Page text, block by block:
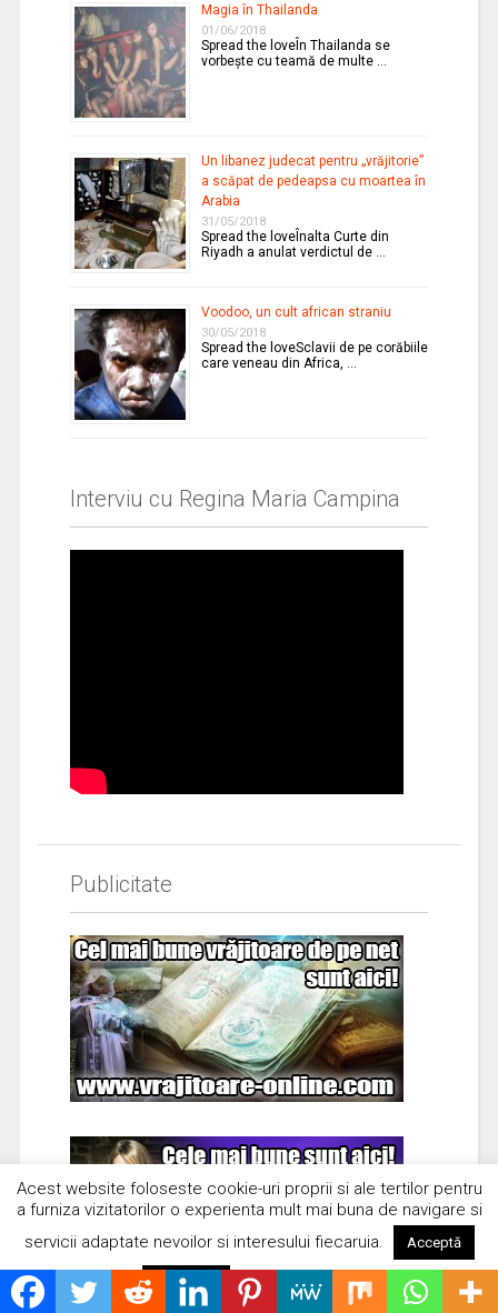
Magia în Thailanda
01/06/2018
Spread the loveÎn Thailanda se
vorbeşte cu teamă de multe …
Un libanez judecat pentru „vrăjitorie”
a scăpat de pedeapsa cu moartea în
Arabia
31/05/2018
Spread the loveÎnalta Curte din
Riyadh a anulat verdictul de …
Voodoo, un cult african straniu
30/05/2018
Spread the loveSclavii de pe corăbiile
care veneau din Africa, …
Interviu cu Regina Maria Campina
Publicitate
Acest website foloseste cookie-uri proprii si ale tertilor pentru
a furniza vizitatorilor o experienta mult mai buna de navigare si
servicii adaptate nevoilor si interesului fiecaruia.
Acceptă
Respinge Citește mai mult